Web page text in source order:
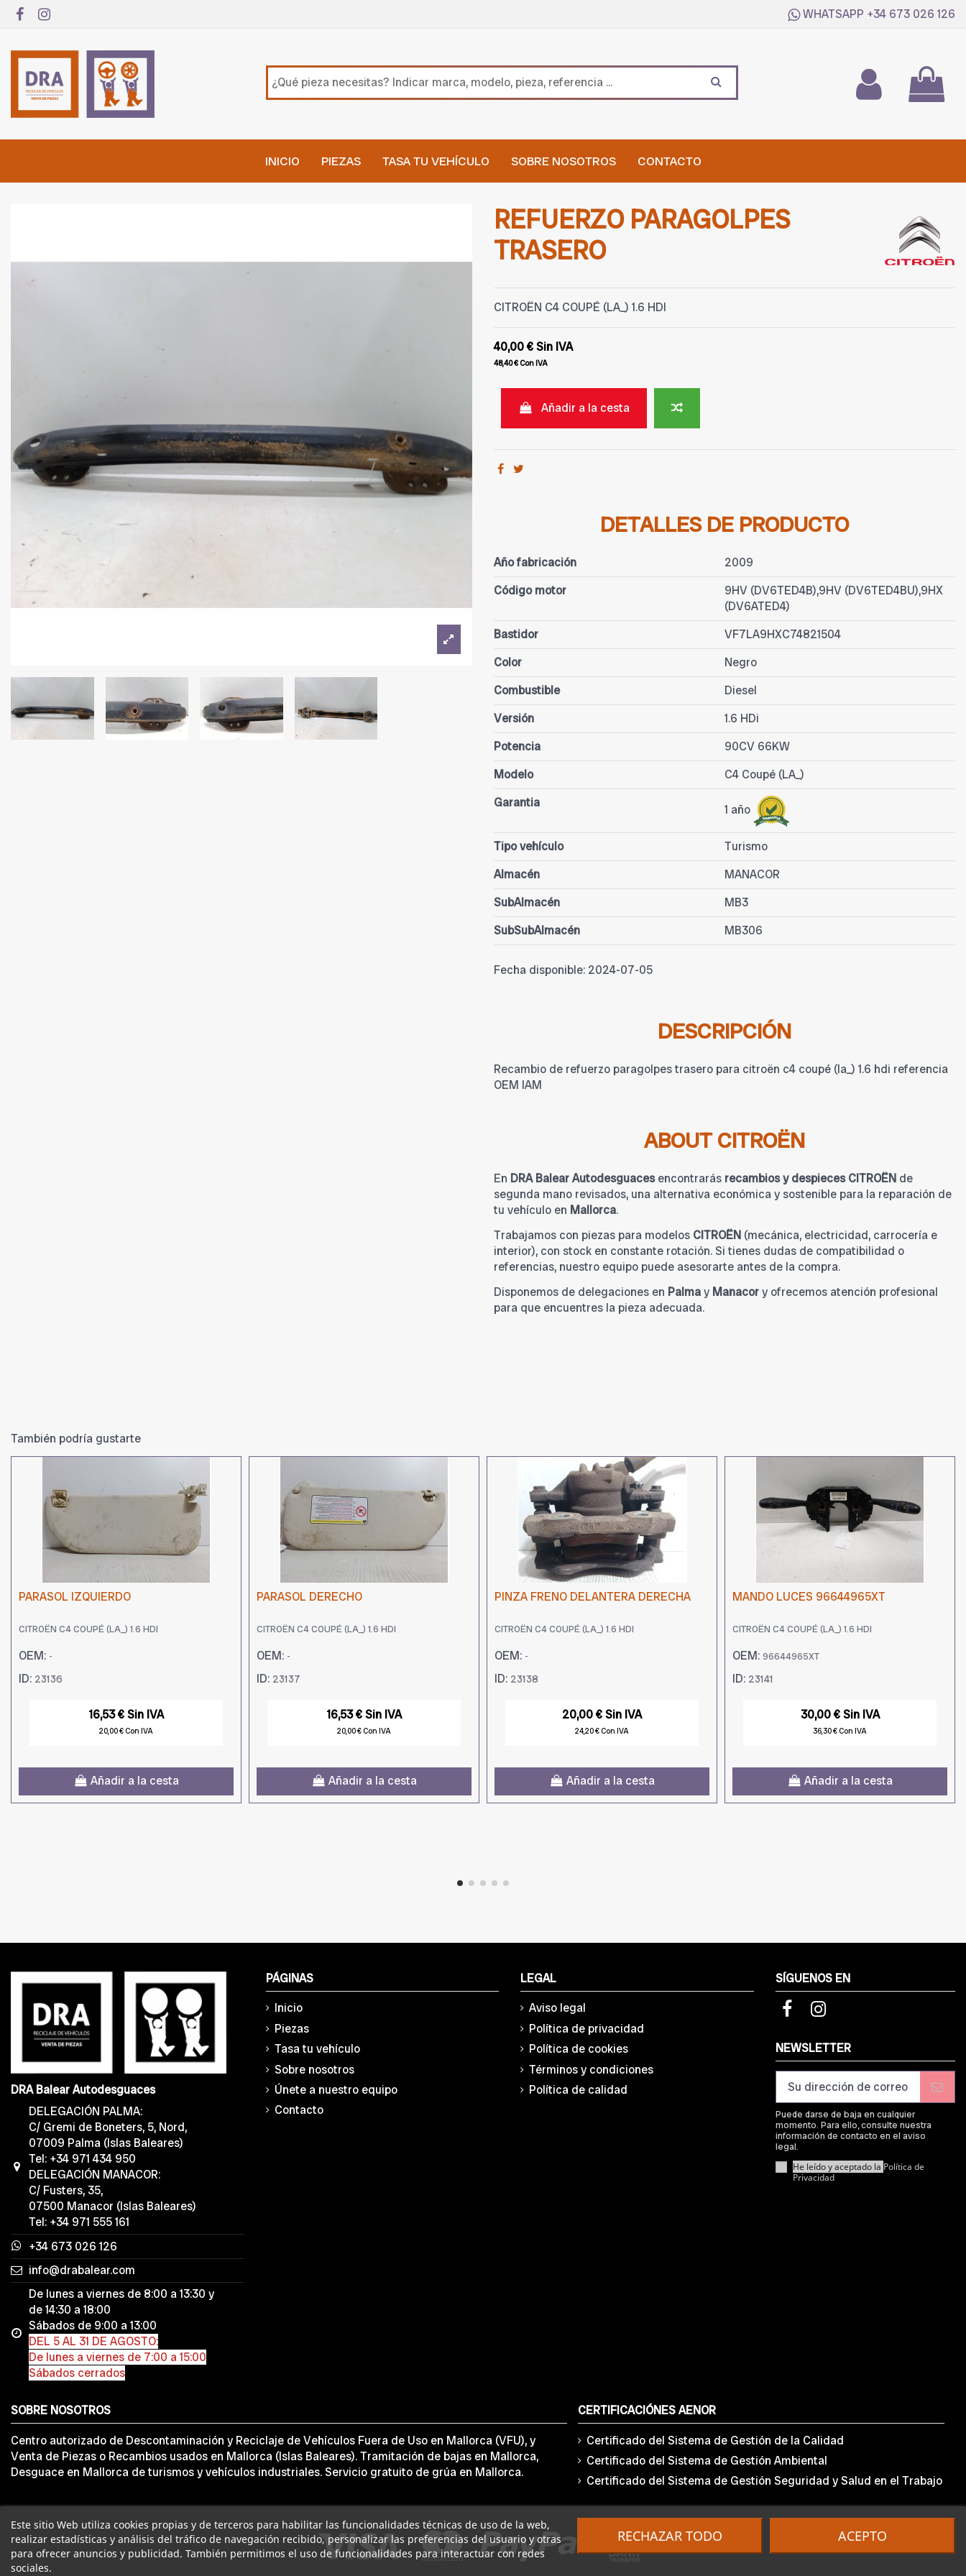
WHATSAPP +34 673 026 126
INICIO PIEZAS TASA TU VEHÍCULO SOBRE NOSOTROS CONTACTO
REFUERZO PARAGOLPES
TRASERO
CITROËN C4 COUPÉ (LA_) 1.6 HDI
40,00 €Sin IVA
48,40 €Con IVA
Añadir a la cesta
DETALLES DE PRODUCTO
Año fabricación
2009
Código motor
9HV (DV6TED4B),9HV (DV6TED4BU),9HX
(DV6ATED4)
Bastidor
VF7LA9HXC74821504
Color
Negro
Combustible
Diesel
Versión
1.6 HDi
Potencia
90CV 66KW
Modelo
C4 Coupé (LA_)
Garantia
1 año
Tipo vehículo
Turismo
Almacén
MANACOR
SubAlmacén
MB3
SubSubAlmacén
MB306
Fecha disponible: 2024-07-05
DESCRIPCIÓN
Recambio de refuerzo paragolpes trasero para citroën c4 coupé (la_) 1.6 hdi referencia
OEM IAM
ABOUT CITROËN
En DRA Balear Autodesguacesencontrarás recambios y despieces CITROËN de
segunda mano revisados, una alternativa económica y sostenible para la reparación de
tu vehículo en Mallorca.
Trabajamos con piezas para modelos CITROËN (mecánica, electricidad, carrocería e
interior), con stock en constante rotación. Si tienes dudas de compatibilidad o
referencias, nuestro equipo puede asesorarte antes de la compra.
Disponemos de delegaciones en Palmay Manacory ofrecemos atención profesional
para que encuentres la pieza adecuada.
También podría gustarte
PARASOL IZQUIERDO
CITROËN C4 COUPÉ (LA_) 1.6 HDI
OEM: -
ID: 23136
16,53 € Sin IVA
20,00 € Con IVA
Añadir a la cesta
PARASOL DERECHO
CITROËN C4 COUPÉ (LA_) 1.6 HDI
OEM: -
ID: 23137
16,53 € Sin IVA
20,00 € Con IVA
Añadir a la cesta
PINZA FRENO DELANTERA DERECHA
CITROËN C4 COUPÉ (LA_) 1.6 HDI
OEM: -
ID: 23138
20,00 € Sin IVA
24,20 € Con IVA
Añadir a la cesta
MANDO LUCES 96644965XT
CITROËN C4 COUPÉ (LA_) 1.6 HDI
OEM: 96644965XT
ID: 23141
30,00 € Sin IVA
36,30 € Con IVA
Añadir a la cesta
DRA Balear Autodesguaces
DELEGACIÓN PALMA:
C/ Gremi de Boneters, 5, Nord,
07009 Palma (Islas Baleares)
Tel: +34 971 434 950
DELEGACIÓN MANACOR:
C/ Fusters, 35,
07500 Manacor (Islas Baleares)
Tel: +34 971 555 161
+34 673 026 126
info@drabalear.com
De lunes a viernes de 8:00 a 13:30 y
de 14:30 a 18:00
Sábados de 9:00 a 13:00
DEL 5 AL 31 DE AGOSTO:
De lunes a viernes de 7:00 a 15:00
Sábados cerrados
PÁGINAS
Inicio
Piezas
Tasa tu vehículo
Sobre nosotros
Únete a nuestro equipo
Contacto
LEGAL
Aviso legal
Política de privacidad
Política de cookies
Términos y condiciones
Política de calidad
Este sitio Web utiliza cookies propias y de terceros para habilitar las funcionalidades técnicas de uso de la web,
realizar estadísticas y análisis del tráfico de navegación recibido, personalizar las preferencias del usuario y otras
para ofrecer anuncios y publicidad. También permitimos el uso de funcionalidades para interactuar con redes
sociales.
RECHAZAR TODO ACEPTO
SÍGUENOS EN
NEWSLETTER
Puede darse de baja en cualquier
momento. Para ello, consulte nuestra
información de contacto en el aviso
legal.
He leído y aceptado la Política de
Privacidad
SOBRE NOSOTROS
Centro autorizado de Descontaminación y Reciclaje de Vehículos Fuera de Uso en Mallorca (VFU), y
Venta de Piezas o Recambios usados en Mallorca (Islas Baleares). Tramitación de bajas en Mallorca,
Desguace en Mallorca de turismos y vehículos industriales. Servicio gratuito de grúa en Mallorca.
CERTIFICACIÓNES AENOR
Certificado del Sistema de Gestión de la Calidad
Certificado del Sistema de Gestión Ambiental
Certificado del Sistema de Gestión Seguridad y Salud en el Trabajo